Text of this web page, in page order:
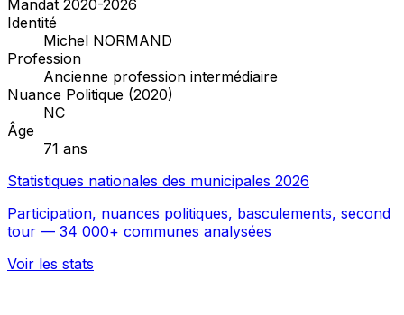
Mandat 2020-2026
Identité
Michel NORMAND
Profession
Ancienne profession intermédiaire
Nuance Politique (2020)
NC
Âge
71 ans
Statistiques nationales des municipales 2026
Participation, nuances politiques, basculements, second
tour — 34 000+ communes analysées
Voir les stats